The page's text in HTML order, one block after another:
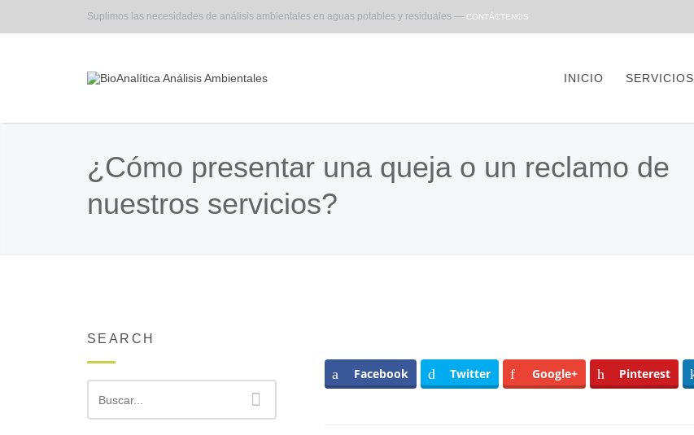
Suplimos las necesidades de análisis ambientales en aguas potables y residuales — CONTÁCTENOS
INICIO SERVICIOS
¿Cómo presentar una queja o un reclamo de
nuestros servicios?
Facebook Twitter Google+ Pinterest
SEARCH